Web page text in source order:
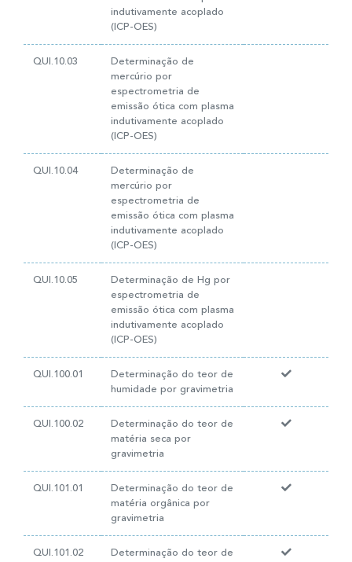
indutivamente acoplado
(ICP-OES)
QUI.10.03
Determinação de
mercúrio por
espectrometria de
emissão ótica com plasma
indutivamente acoplado
(ICP-OES)
QUI.10.04
Determinação de
mercúrio por
espectrometria de
emissão ótica com plasma
indutivamente acoplado
(ICP-OES)
QUI.10.05
Determinação de Hg por
espectrometria de
emissão ótica com plasma
indutivamente acoplado
(ICP-OES)
QUI.100.01
Determinação do teor de
humidade por gravimetria
QUI.100.02
Determinação do teor de
matéria seca por
gravimetria
QUI.101.01
Determinação do teor de
matéria orgânica por
gravimetria
QUI.101.02
Determinação do teor de